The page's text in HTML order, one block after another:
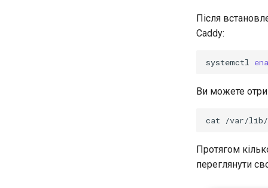
Після
Caddy:
systemctl
Ви можете
cat
Протягом
переглянути